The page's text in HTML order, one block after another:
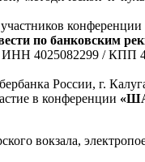
конференции
по банковским
4025082299 / КПП
России, г.
в конференции
вокзала,